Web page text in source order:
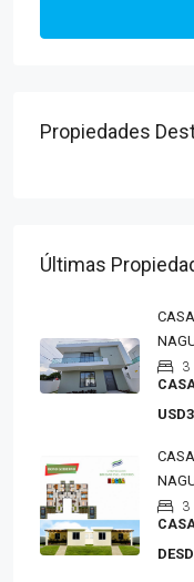
Propiedades
Últimas
3
3